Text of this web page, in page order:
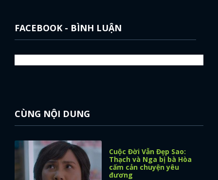
FACEBOOK - BÌNH LUẬN
CÙNG NỘI DUNG
Cuộc Đời Vẫn Đẹp Sao:
Thạch và Nga bị bà Hòa
cấm cản chuyện yêu
đương